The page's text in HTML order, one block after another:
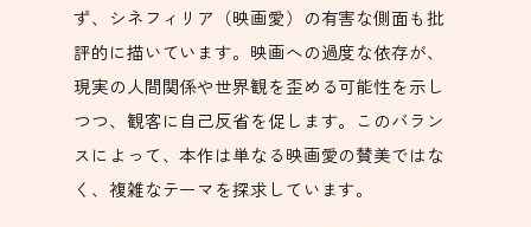
ず、シネフィリア（映画愛）の有害な側面も批
評的に描いています。映画への過度な依存が、
現実の人間関係や世界観を歪める可能性を示し
つつ、観客に自己反省を促します。このバラン
スによって、本作は単なる映画愛の賛美ではな
く、複雑なテーマを探求しています。